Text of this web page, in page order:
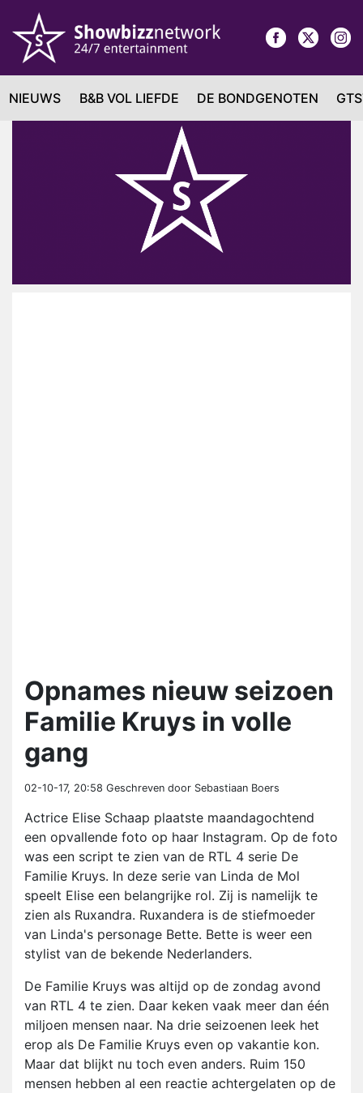
NIEUWS B&B VOL LIEFDE DE BONDGENOTEN
Opnames nieuw seizoen
Familie Kruys in volle
gang
02-10-17, 20:58 Geschreven door Sebastiaan Boers
Actrice Elise Schaap plaatste maandagochtend
een opvallende foto op haar Instagram. Op de foto
was een script te zien van de RTL 4 serie De
Familie Kruys. In deze serie van Linda de Mol
speelt Elise een belangrijke rol. Zij is namelijk te
zien als Ruxandra. Ruxandera is de stiefmoeder
van Linda's personage Bette. Bette is weer een
stylist van de bekende Nederlanders.
De Familie Kruys was altijd op de zondag avond
van RTL 4 te zien. Daar keken vaak meer dan één
miljoen mensen naar. Na drie seizoenen leek het
erop als De Familie Kruys even op vakantie kon.
Maar dat blijkt nu toch even anders. Ruim 150
mensen hebben al een reactie achtergelaten op de